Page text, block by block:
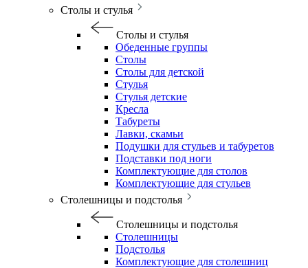
Столы и стулья
Столы и стулья
Обеденные группы
Столы
Столы для детской
Стулья
Стулья детские
Кресла
Табуреты
Лавки, скамьи
Подушки для стульев и табуретов
Подставки под ноги
Комплектующие для столов
Комплектующие для стульев
Столешницы и подстолья
Столешницы и подстолья
Столешницы
Подстолья
Комплектующие для столешниц